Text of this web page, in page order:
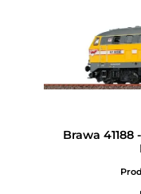
Brawa 41188